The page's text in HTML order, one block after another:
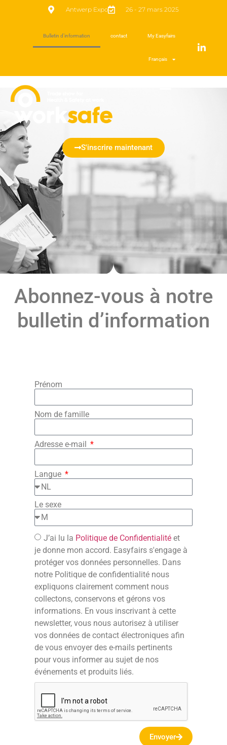
Antwerp Expo 26 - 27 mars 2025
Bulletin d’information contact My Easyfairs
Français
S'inscrire maintenant
Abonnez-vous à notre
bulletin d’information
Prénom
Nom de famille
Adresse e-mail
Langue
Le sexe
J’ai lu la Politique de Confidentialité et
je donne mon accord. Easyfairs s'engage à
protéger vos données personnelles. Dans
notre Politique de confidentialité nous
expliquons clairement comment nous
collectons, conservons et gérons vos
informations. En vous inscrivant à cette
newsletter, vous nous autorisez à utiliser
vos données de contact électroniques afin
de vous envoyer des e-mails pertinents
pour vous informer au sujet de nos
événements et produits liés.
Envoyer